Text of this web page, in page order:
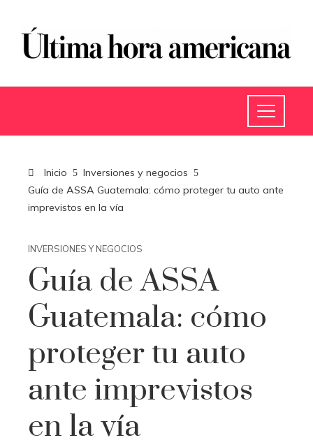
Inicio
Inversiones y negocios
Guía de ASSA Guatemala: cómo proteger tu auto ante
imprevistos en la vía
INVERSIONES Y NEGOCIOS
Guía de ASSA
Guatemala: cómo
proteger tu auto
ante imprevistos
en la vía